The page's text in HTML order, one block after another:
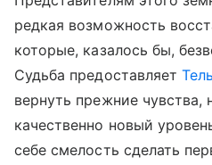
редкая возможность
которые, казалось бы,
Судьба предоставляет
вернуть прежние чувства,
качественно новый
себе смелость сделать